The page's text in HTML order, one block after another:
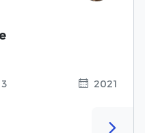
3 2021